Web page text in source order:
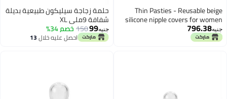
Thin Pasties -
silicone nipple covers
with non-adhesive
versatile two pack
حلمة زجاجة سيليكون طبيعية بديلة
شفافة 9ملي XL
150خصم 34%
احصل عليه خلال13
اغسطس